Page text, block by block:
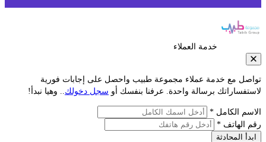
خدمة العملاء
مع خدمة عملاء مجموعة طبيب واحصل على إجابات فورية
برسالة واحدة. عرفنا بنفسك أوسجل دخولك.. وهيا نبدأ!
الكامل *
الهاتف *
المحادثة